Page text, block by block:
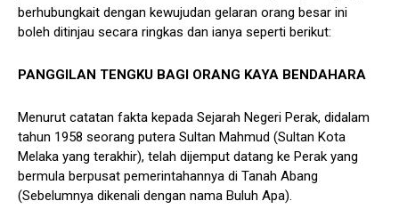
berhubungkait dengan kewujudan gelaran orang besar ini
boleh ditinjau secara ringkas dan ianya seperti berikut:
PANGGILAN TENGKU BAGI ORANG KAYA BENDAHARA
Menurut catatan fakta kepada Sejarah Negeri Perak, didalam
tahun 1958 seorang putera Sultan Mahmud (Sultan Kota
Melaka yang terakhir), telah dijemput datang ke Perak yang
bermula berpusat pemerintahannya di Tanah Abang
(Sebelumnya dikenali dengan nama Buluh Apa).